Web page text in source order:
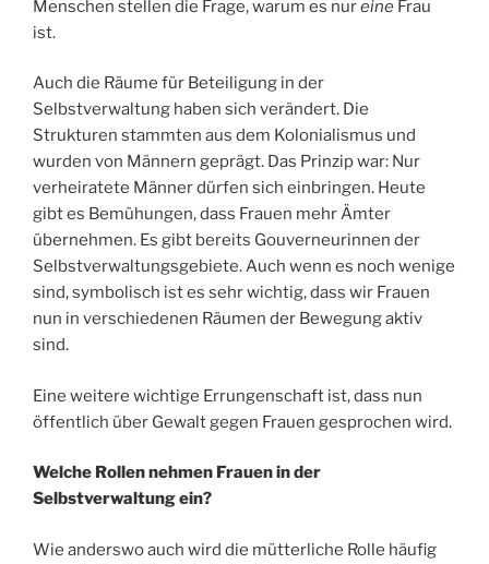
Menschen stellen die Frage, warum es nureine Frau
ist.
Auch die Räume für Beteiligung in der
Selbstverwaltung haben sich verändert. Die
Strukturen stammten aus dem Kolonialismus und
wurden von Männern geprägt. Das Prinzip war: Nur
verheiratete Männer dürfen sich einbringen. Heute
gibt es Bemühungen, dass Frauen mehr Ämter
übernehmen. Es gibt bereits Gouverneurinnen der
Selbstverwaltungsgebiete. Auch wenn es noch wenige
sind, symbolisch ist es sehr wichtig, dass wir Frauen
nun in verschiedenen Räumen der Bewegung aktiv
sind.
Eine weitere wichtige Errungenschaft ist, dass nun
öffentlich über Gewalt gegen Frauen gesprochen wird.
Welche Rollen nehmen Frauen in der
Selbstverwaltung ein?
Wie anderswo auch wird die mütterliche Rolle häufig